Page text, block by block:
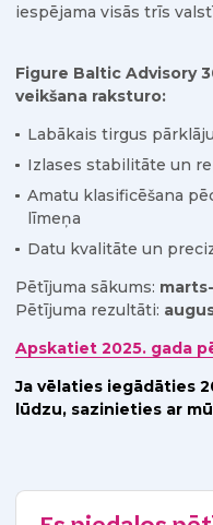
iespējama visās trīs
Figure Baltic Advisory
veikšana raksturo:
Labākais tirgus
Izlases stabilitāte un
Amatu klasificēšana
līmeņa
Datu kvalitāte un
Pētījuma sākums:
Pētījuma rezultāti:
Apskatiet 2025. gada
Ja vēlaties iegādāties
lūdzu, sazinieties ar